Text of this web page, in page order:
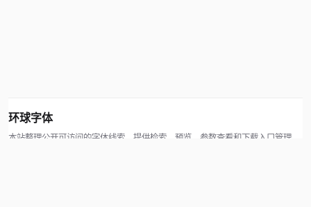
环球字体
本站整理公开可访问的字体线索，提供检索、预览、参数查看和下载入口管理。